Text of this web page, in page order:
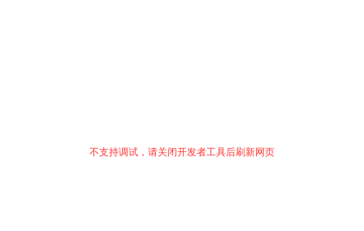
不支持调试，请关闭开发者工具后刷新网页